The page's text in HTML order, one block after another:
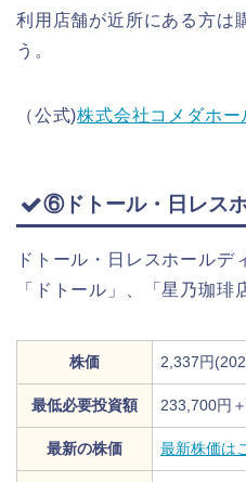
利用店舗が近所にある方は
う。
（公式)株式会社コメダホ
⑥ドトール・日レス
ドトール・日レスホールデ
「ドトール」、「星乃珈琲
株価 2,337円
最低必要投資額 233,700円
最新の株価 最新株価は